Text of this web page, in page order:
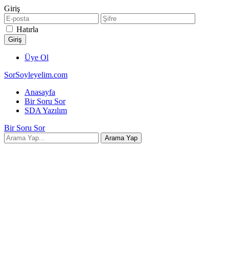
Giriş
Hatırla
Üye Ol
SorSoyleyelim.com
Anasayfa
Bir Soru Sor
SDA Yazılım
Bir Soru Sor